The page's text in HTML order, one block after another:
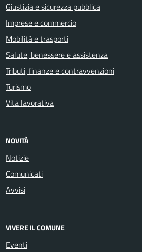
Giustizia e sicurezza pubblica
Imprese e commercio
Mobilità e trasporti
Salute, benessere e assistenza
Tributi, finanze e contravvenzioni
Turismo
Vita lavorativa
NOVITÀ
Notizie
Comunicati
Avvisi
VIVERE IL COMUNE
Eventi